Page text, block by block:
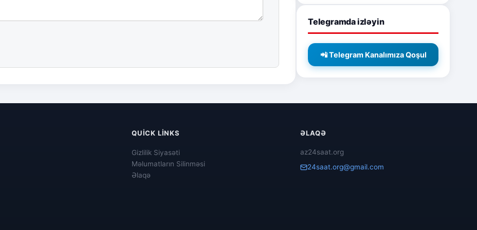
Telegramda izləyin
📲 Telegram Kanalımıza Qoşul
QUICK LINKS
Gizlilik Siyasəti
Məlumatların Silinməsi
Əlaqə
ƏLAQƏ
az24saat.org
24saat.org@gmail.com